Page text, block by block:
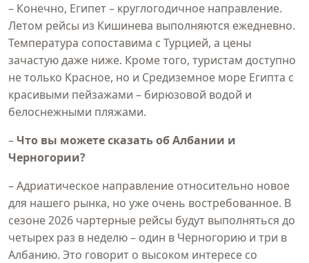
– Конечно, Египет – круглогодичное направление.
Летом рейсы из Кишинева выполняются ежедневно.
Температура сопоставима с Турцией, а цены
зачастую даже ниже. Кроме того, туристам доступно
не только Красное, но и Средиземное море Египта с
красивыми пейзажами – бирюзовой водой и
белоснежными пляжами.
–Что вы можете сказать об Албании и
Черногории?
– Адриатическое направление относительно новое
для нашего рынка, но уже очень востребованное. В
сезоне 2026 чартерные рейсы будут выполняться до
четырех раз в неделю – один в Черногорию и три в
Албанию. Это говорит о высоком интересе со